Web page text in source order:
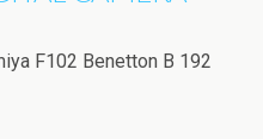
F102 Benetton B 192